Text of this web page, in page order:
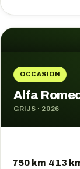
OCCASION
Alfa
GRIJS · 2026
750 km 413